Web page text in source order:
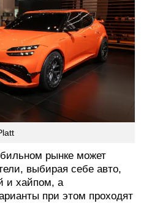
рынке может
выбирая себе авто,
и хайпом, а
при этом проходят